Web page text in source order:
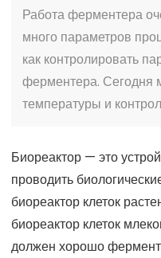
Работа ферментера
много параметров
как контролировать
ферментера. Сегодня
температуры и
Биореактор — это
проводить
биореактор клеток
биореактор клеток
должен хорошо